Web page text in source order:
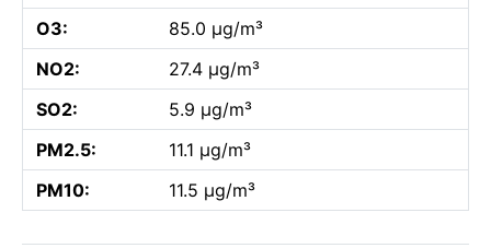
O3:
85.0 µg/m³
NO2:
27.4 µg/m³
SO2:
5.9 µg/m³
PM2.5:
11.1 µg/m³
PM10:
11.5 µg/m³